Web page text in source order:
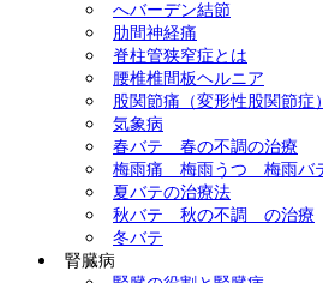
へバーデン結節
肋間神経痛
脊柱管狭窄症とは
腰椎椎間板ヘルニア
股関節痛（変形性股関節症）
気象病
春バテ 春の不調の治療
梅雨痛 梅雨うつ 梅雨バ
夏バテの治療法
秋バテ 秋の不調 の治療
冬バテ
腎臓病